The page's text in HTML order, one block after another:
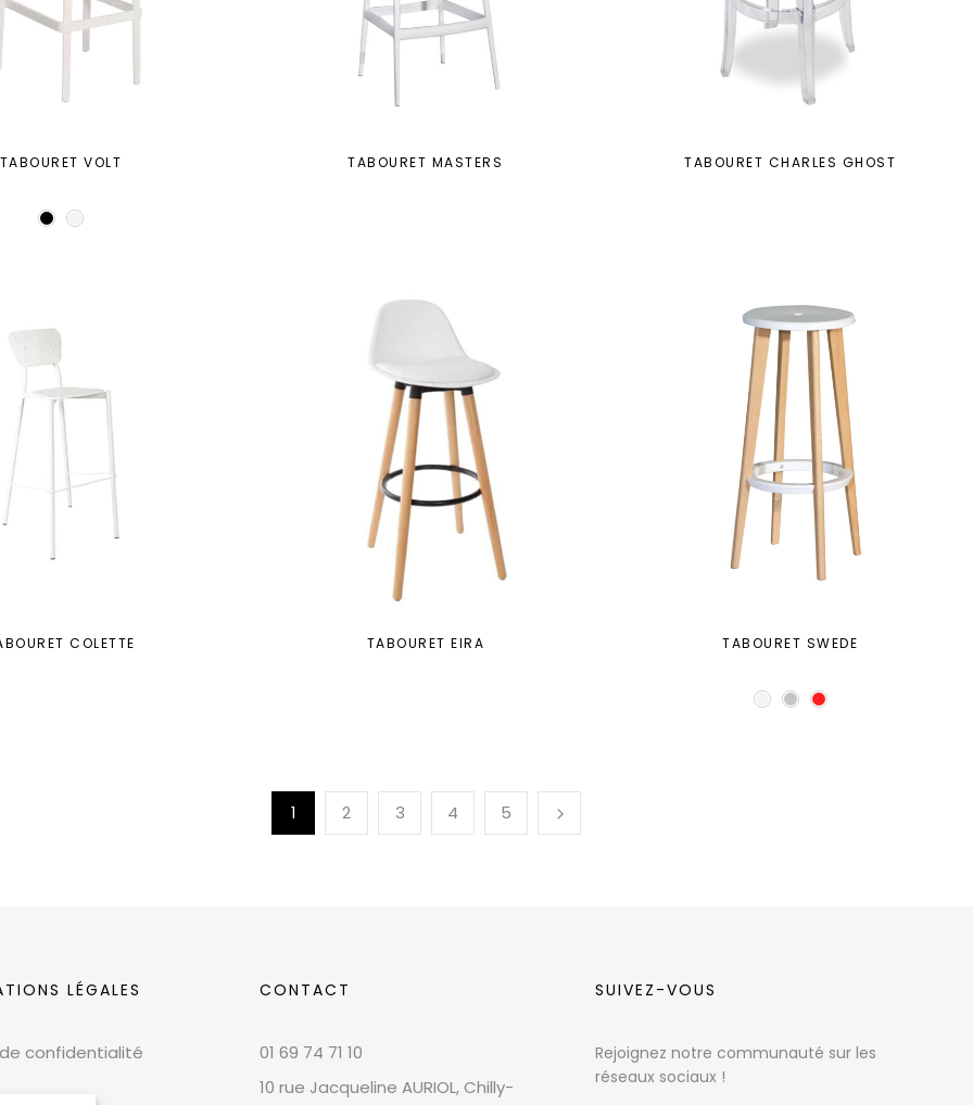
TABOURET VOLT TABOURET MASTERS TABOURET CHARLES GHOST
COLETTE TABOURET EIRA TABOURET SWEDE
1 2 3 4 5
LÉGALES
confidentialité
CONTACT
01 69 74 71 10
10 rue Jacqueline AURIOL, Chilly-
SUIVEZ-VOUS
Rejoignez notre communauté sur les
réseaux sociaux !